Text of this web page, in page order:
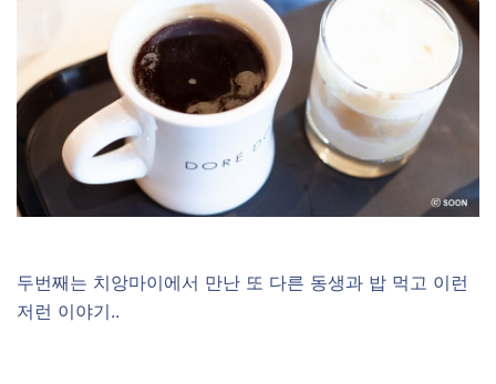
두번째는 치앙마이에서 만난 또 다른 동생과 밥 먹고 이런
저런 이야기..